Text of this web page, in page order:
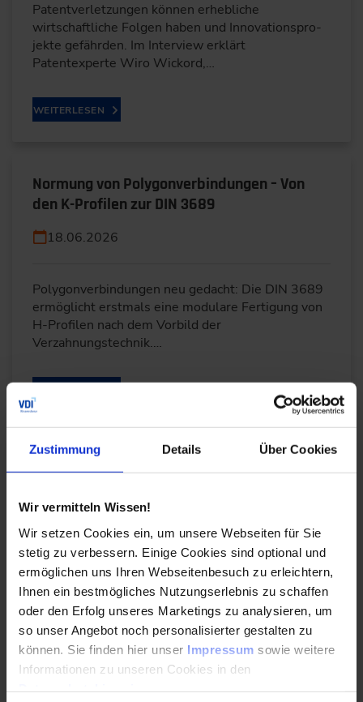
Zustimmung Details Über Cookies
Wir vermitteln Wissen!
Wir setzen Cookies ein, um unsere Webseiten für Sie
stetig zu verbessern. Einige Cookies sind optional und
ermöglichen uns Ihren Webseitenbesuch zu erleichtern,
Ihnen ein bestmögliches Nutzungserlebnis zu schaffen
oder den Erfolg unseres Marketings zu analysieren, um
so unser Angebot noch personalisierter gestalten zu
können. Sie finden hier unser Impressum sowie weitere
Informationen zu unseren Cookies in den
Patentverletzungen können erhebliche
wirtschaftliche Folgen haben und Innovationspro-
jekte gefährden. Im Interview erklärt
Patentexperte Wiro Wickord,…
WEITERLESEN
Normung von Polygonverbindungen – Von
den K-Profilen zur DIN 3689
18.06.2026
Polygonverbindungen neu gedacht: Die DIN 3689
ermöglicht erstmals eine modulare Fertigung von
H-Profilen nach dem Vorbild der
Verzahnungstechnik.…
27 Jahre Druckgeräte-Richtlinie − und immer
18.06.2026
Andreas Splinter erläutert, wie sich die
Druckgeräterichtlinie in den vergangenen 27
Jahren entwickelt hat, welche Herausforderungen
bei ihrer…
WEITERLESEN